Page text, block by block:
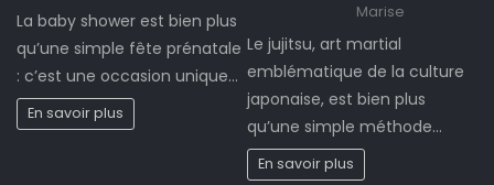
La baby shower est bien plus
qu’une simple fête prénatale
: c’est une occasion unique…
En savoir plus
Marise
Le jujitsu, art martial
emblématique de la culture
japonaise, est bien plus
qu’une simple méthode…
En savoir plus